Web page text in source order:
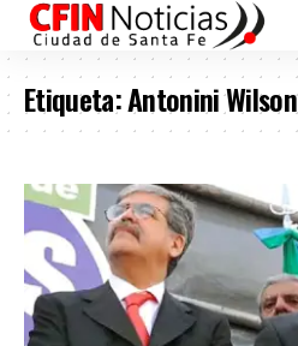
Etiqueta:Antonini Wilson